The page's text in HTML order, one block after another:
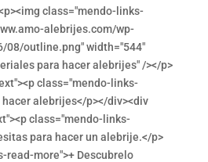
class="mendo-links-
alebrijes.com/wp-
08/outline.png" width="544"
para hacer alebrijes" /></p>
class="mendo-links-
alebrijes</p></div><div
class="mendo-links-
para hacer un alebrije.</p>
read-more">+ Descubrelo